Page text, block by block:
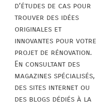
d’études de cas pour
trouver des idées
originales et
innovantes pour votre
projet de rénovation.
En consultant des
magazines spécialisés,
des sites internet ou
des blogs dédiés à la